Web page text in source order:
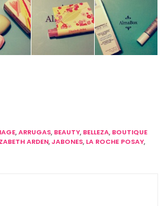
,ARRUGAS, BEAUTY, BELLEZA, BOUTIQUE
ARDEN,JABONES, LA ROCHE POSAY,